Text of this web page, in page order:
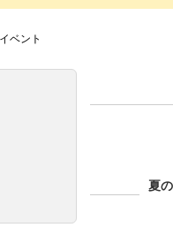
ベント
夏